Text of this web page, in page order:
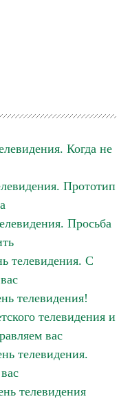
Когда не
Прототип
Просьба
телевидения. С
телевидения!
телевидения и
вас
телевидения.
телевидения